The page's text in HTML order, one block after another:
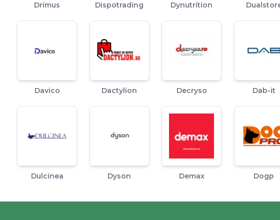
Drimus Dispotrading Dynutrition
Davico Dactylion Decryso Dab-it
Dulcinea Dyson Demax Dogp